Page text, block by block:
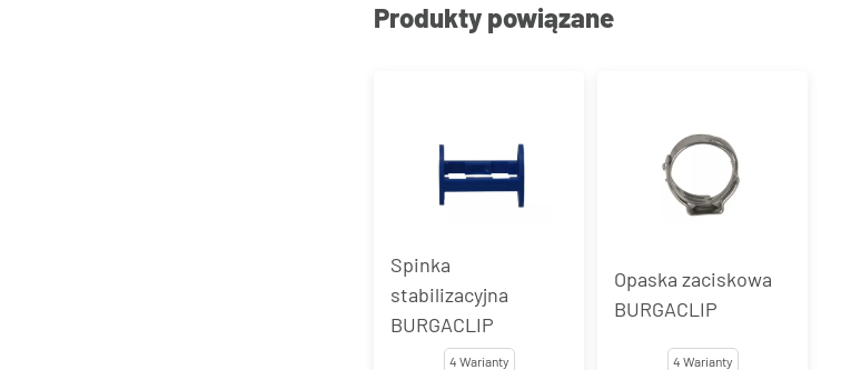
Produkty powiązane
Spinka
stabilizacyjna
BURGACLIP
4 Warianty
Opaska zaciskowa
BURGACLIP
4 Warianty